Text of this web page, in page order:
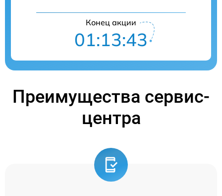
Конец акции
01:13:42
Преимущества сервис-
центра